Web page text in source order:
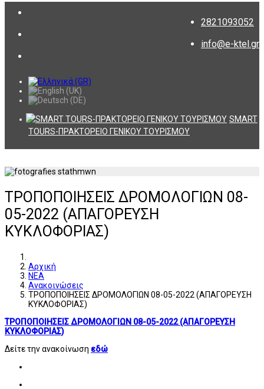
2821093052
info@e-ktel.gr
SMART
TOURS-ΠΡΑΚΤΟΡΕΙΟ ΓΕΝΙΚΟΥ ΤΟΥΡΙΣΜΟΥ
ΤΡΟΠΟΠΟΙΗΣΕΙΣ ΔΡΟΜΟΛΟΓΙΩΝ 08-
05-2022 (ΑΠΑΓΟΡΕΥΣΗ
ΚΥΚΛΟΦΟΡΙΑΣ)
Αρχική
ΝΕΑ
Ανακοινώσεις
ΤΡΟΠΟΠΟΙΗΣΕΙΣ ΔΡΟΜΟΛΟΓΙΩΝ 08-05-2022 (ΑΠΑΓΟΡΕΥΣΗ
ΚΥΚΛΟΦΟΡΙΑΣ)
ΤΡΟΠΟΠΟΙΗΣΕΙΣ ΔΡΟΜΟΛΟΓΙΩΝ 08-05-2022 (ΑΠΑΓΟΡΕΥΣΗ
ΚΥΚΛΟΦΟΡΙΑΣ)
Δείτε την ανακοίνωση εδώ